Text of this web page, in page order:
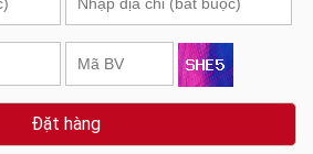
Đặt hàng